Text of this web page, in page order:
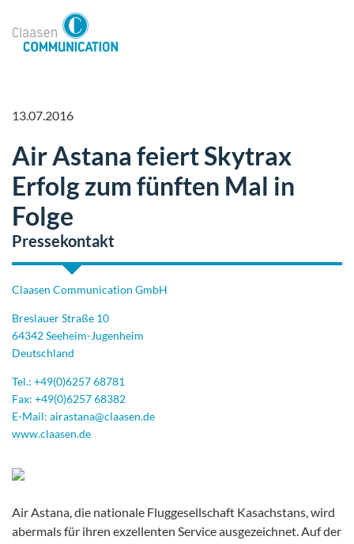
13.07.2016
Air Astana feiert Skytrax
Erfolg zum fünften Mal in
Folge
Pressekontakt
Claasen Communication GmbH
Breslauer Straße 10
64342 Seeheim-Jugenheim
Deutschland
Tel.: +49(0)6257 68781
Fax: +49(0)6257 68382
E-Mail: airastana@claasen.de
www.claasen.de
Air Astana, die nationale Fluggesellschaft Kasachstans, wird
abermals für ihren exzellenten Service ausgezeichnet. Auf der